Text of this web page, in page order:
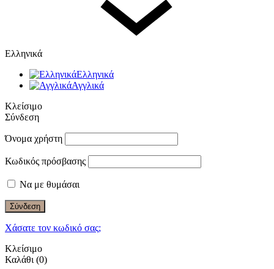
Ελληνικά
Ελληνικά
Αγγλικά
Κλείσιμο
Σύνδεση
Όνομα χρήστη
Κωδικός πρόσβασης
Να με θυμάσαι
Σύνδεση
Χάσατε τον κωδικό σας;
Κλείσιμο
Καλάθι (0)